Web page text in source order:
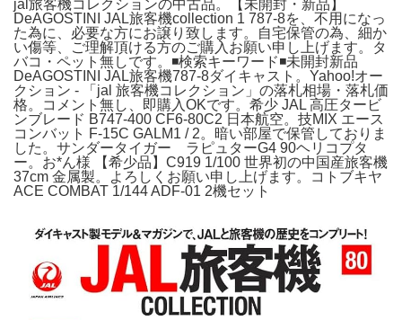
jal旅客機コレクションの中古品。【未開封・新品】
DeAGOSTINI JAL旅客機collection 1 787-8を、不用になっ
た為に、必要な方にお譲り致します。自宅保管の為、細か
い傷等、ご理解頂ける方のご購入お願い申し上げます。タ
バコ・ペット無しです。◾️検索キーワード◾️未開封新品
DeAGOSTINI JAL旅客機787-8ダイキャスト。Yahoo!オー
クション - 「jal 旅客機コレクション」の落札相場・落札価
格。コメント無し、即購入OKです。希少 JAL 高圧タービ
ンブレード B747-400 CF6-80C2 日本航空。技MIX エース
コンバット F-15C GALM1 / 2。暗い部屋で保管しておりま
した。サンダータイガー ラピュターG4 90ヘリコプタ
ー。お*ん様 【希少品】C919 1/100 世界初の中国産旅客機
37cm 金属製。よろしくお願い申し上げます。コトブキヤ
ACE COMBAT 1/144 ADF-01 2機セット